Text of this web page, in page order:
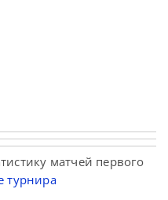
матчей первого
турнира